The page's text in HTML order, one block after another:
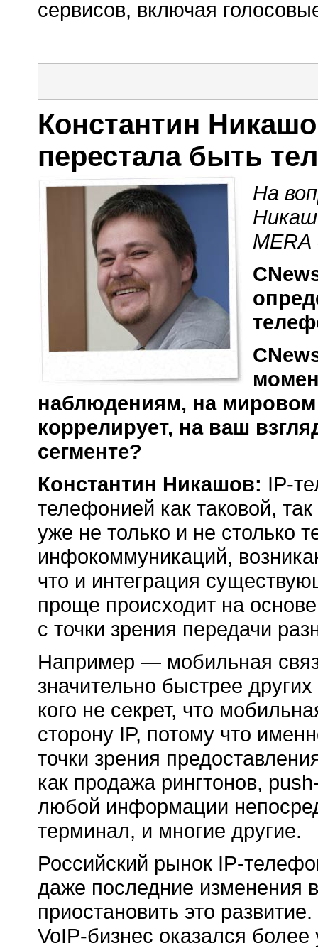
сервисов, включая
Константин
перестала быть
На
наблюдениям, на
коррелирует, на ваш
сегменте?
Константин Никашов: IP-
телефонией как таковой,
уже не только и не столько
инфокоммуникаций,
что и интеграция
проще происходит на
с точки зрения передачи
Например — мобильная
значительно быстрее
кого не секрет, что
сторону IP, потому что
точки зрения
как продажа рингтонов,
любой информации
терминал, и многие другие.
Российский рынок IP-
даже последние изменения
приостановить это
VoIP-бизнес оказался